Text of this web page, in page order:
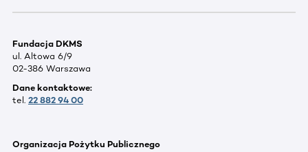
Fundacja DKMS
ul. Altowa 6/9
02-386 Warszawa
Dane kontaktowe:
tel. 22 882 94 00
Organizacja Pożytku Publicznego